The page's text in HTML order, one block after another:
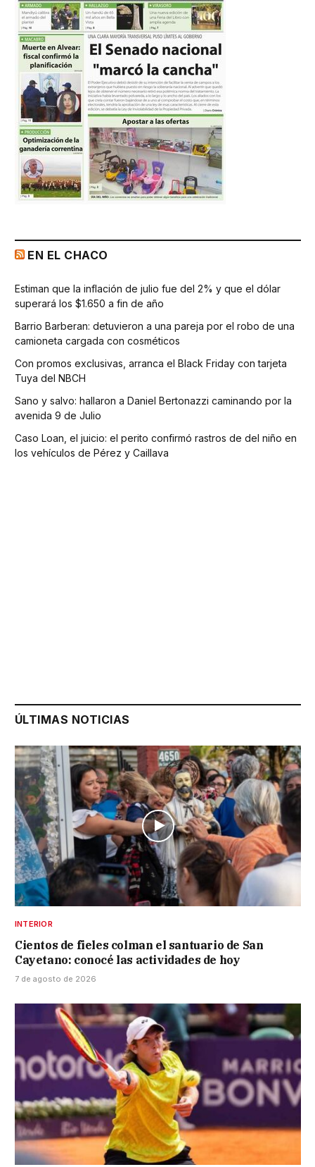
EN EL CHACO
Estiman que la inflación de julio fue del 2% y que el dólar
superará los $1.650 a fin de año
Barrio Barberan: detuvieron a una pareja por el robo de una
camioneta cargada con cosméticos
Con promos exclusivas, arranca el Black Friday con tarjeta
Tuya del NBCH
Sano y salvo: hallaron a Daniel Bertonazzi caminando por la
avenida 9 de Julio
Caso Loan, el juicio: el perito confirmó rastros de del niño en
los vehículos de Pérez y Caillava
ÚLTIMAS NOTICIAS
INTERIOR
Cientos de fieles colman el santuario de San
Cayetano: conocé las actividades de hoy
7 de agosto de 2026